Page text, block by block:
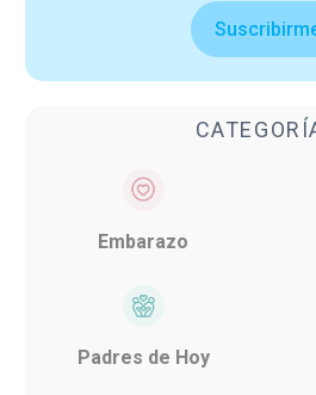
Embarazo
Padres de Hoy